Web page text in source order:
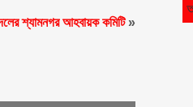
শ্যামনগর আহবায়ক কমিটি»